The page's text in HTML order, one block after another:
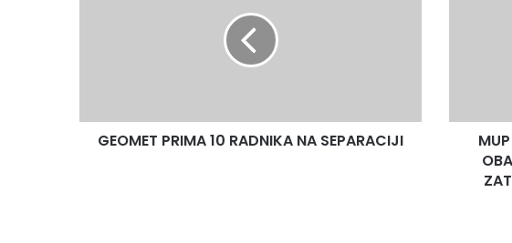
GEOMET PRIMA 10 RADNIKA NA SEPARACIJI
MASKE